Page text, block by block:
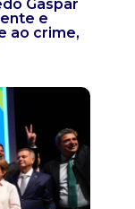
Gaspar
e
ao crime,